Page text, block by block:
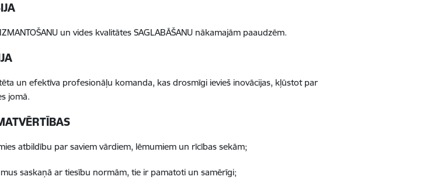
un vides kvalitātes SAGLABĀŠANU nākamajām paaudzēm.
un efektīva profesionāļu komanda, kas drosmīgi ievieš inovācijas, kļūstot par
jomā.
atbildību par saviem vārdiem, lēmumiem un rīcības sekām;
saskaņā ar tiesību normām, tie ir pamatoti un samērīgi;